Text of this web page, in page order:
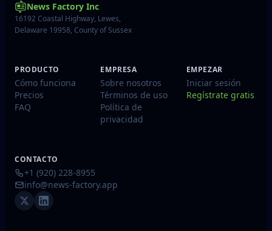
News Factory Inc
16192 Coastal Highway, Lewes,
Delaware 19958, County of Sussex
PRODUCTO
Cómo funciona
Precios
FAQ
EMPRESA
Sobre nosotros
Términos de uso
Política de
privacidad
EMPEZAR
Iniciar sesión
Regístrate gratis
CONTACTO
+1 (920) 228-8955
info@news-factory.app